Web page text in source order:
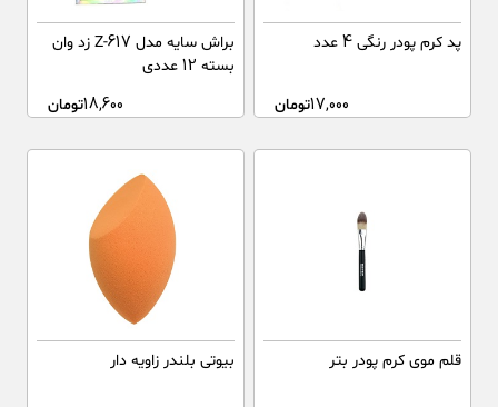
پد کرم پودر رنگی 4 عدد
17,000تومان
براش سایه مدل Z-617 زد وان
بسته 12 عددی
18,600تومان
قلم موی کرم پودر بتر بیوتی بلندر زاویه دار